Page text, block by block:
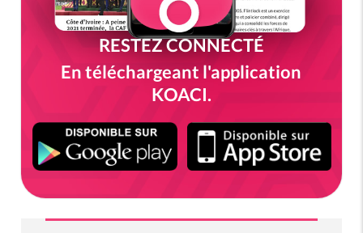
RESTEZ CONNECTÉ
En téléchargeant l'application
KOACI.